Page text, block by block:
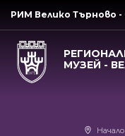
РИМ Велико Търново
МУЗЕЙ -
Начало